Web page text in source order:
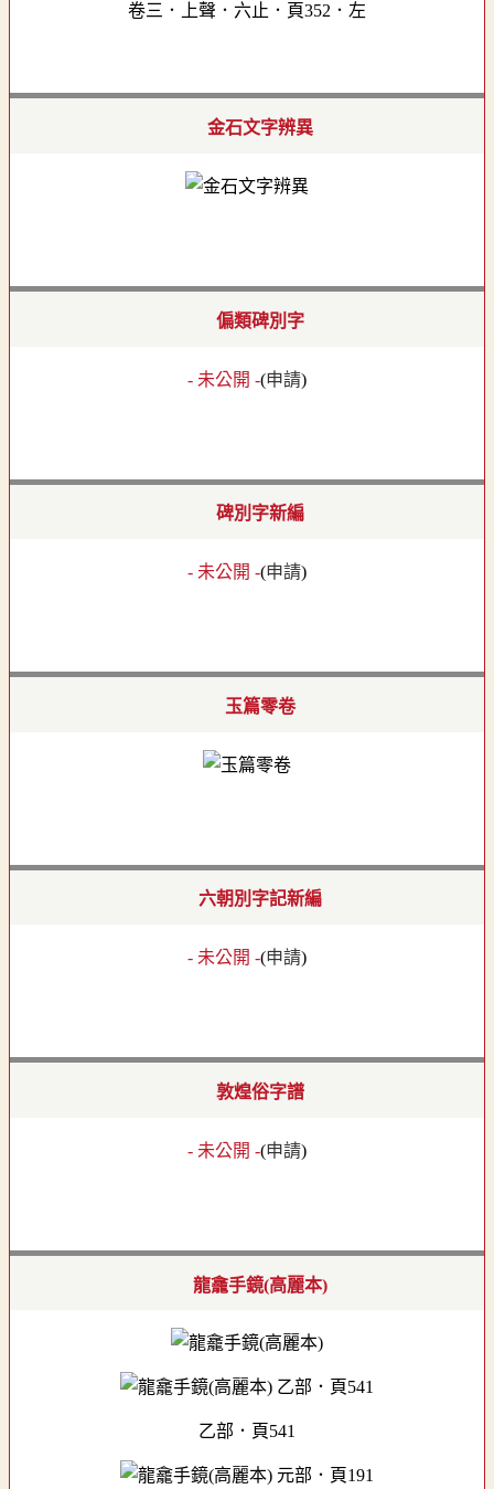
卷三．上聲．六止．頁352．左
金石文字辨異
偏類碑別字
- 未公開 -(申請)
碑別字新編
- 未公開 -(申請)
玉篇零卷
六朝別字記新編
- 未公開 -(申請)
敦煌俗字譜
- 未公開 -(申請)
龍龕手鏡(高麗本)
乙部．頁541